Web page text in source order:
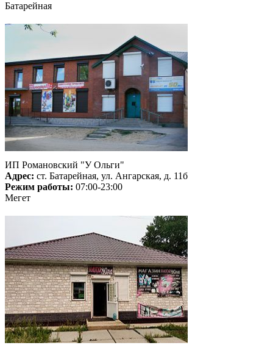
Батарейная
ИП Романовский "У Ольги"
Адрес: ст. Батарейная, ул. Ангарская, д. 11б
Режим работы: 07:00-23:00
Мегет